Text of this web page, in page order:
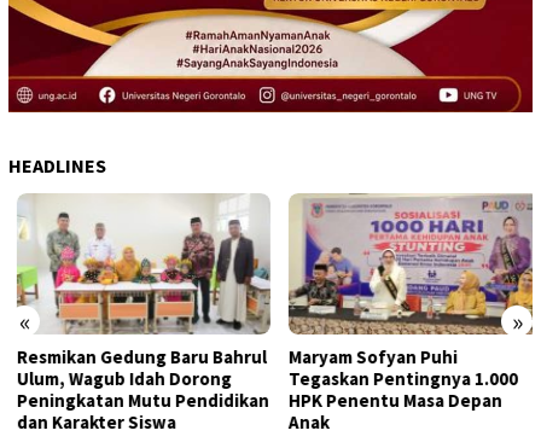
HEADLINES
« »
Resmikan Gedung Baru Bahrul
Ulum, Wagub Idah Dorong
Peningkatan Mutu Pendidikan
dan Karakter Siswa
Maryam Sofyan Puhi
Tegaskan Pentingnya 1.000
HPK Penentu Masa Depan
Anak